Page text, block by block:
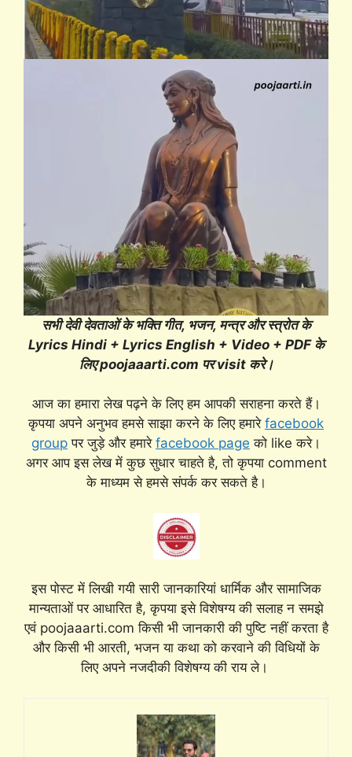
सभी देवी देवताओं के भक्ति गीत, भजन, मन्त्र और स्त्रोत के
Lyrics Hindi + Lyrics English + Video + PDF के
लिए poojaaarti.com पर visit करे।
आज का हमारा लेख पढ़ने के लिए हम आपकी सराहना करते हैं।
कृपया अपने अनुभव हमसे साझा करने के लिए हमारे facebook
group पर जुड़े और हमारे facebook page को like करे।
अगर आप इस लेख में कुछ सुधार चाहते है, तो कृपया comment
के माध्यम से हमसे संपर्क कर सकते है।
इस पोस्ट में लिखी गयी सारी जानकारियां धार्मिक और सामाजिक
मान्यताओं पर आधारित है, कृपया इसे विशेषग्य की सलाह न समझे
एवं poojaaarti.com किसी भी जानकारी की पुष्टि नहीं करता है
और किसी भी आरती, भजन या कथा को करवाने की विधियों के
लिए अपने नजदीकी विशेषग्य की राय ले।